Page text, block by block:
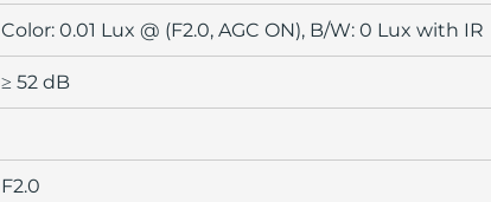
Color: 0.01 Lux @ (F2.0, AGC ON), B/W: 0 Lux with IR
≥ 52 dB
F2.0